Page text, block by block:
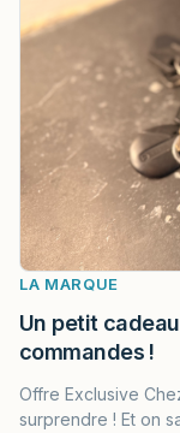
LA MARQUE
Un petit
commandes !
Offre Exclusive
surprendre ! Et on